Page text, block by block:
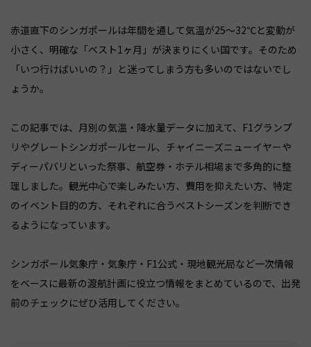
赤道直下のシンガポールは年間を通して気温が25〜32℃と変動が
小さく、明確な「ベスト1ヶ月」が決まりにくい国です。そのため
「いつ行けばいいの？」と迷ってしまう方も多いのではないでし
ょうか。
この記事では、月別の気温・降水量データに加えて、F1グランプ
リやグレートシンガポールセール、チャイニーズニューイヤーや
ディーパバリといった祭事、航空券・ホテル相場まで多角的に整
理しました。観光中心で楽しみたい方、費用を抑えたい方、特定
のイベント目的の方、それぞれに合うベストシーズンを判断でき
るようになっています。
シンガポール気象庁・気象庁・F1公式・現地観光局など一次情報
をベースに最新の渡航計画に役立つ情報をまとめているので、出発
前のチェックにぜひ活用してください。